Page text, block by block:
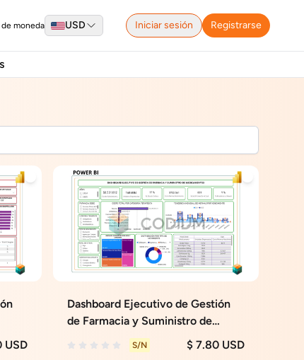
moneda USD Iniciar sesión Registrarse
USD
Dashboard Ejecutivo de Gestión
de Farmacia y Suministro de
Medicamentos
S/N $ 7.80 USD